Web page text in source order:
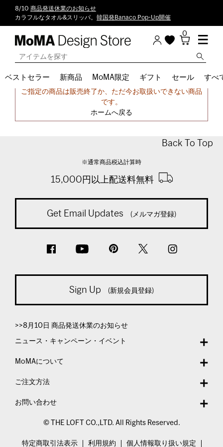
8/10 商品発送休業のお知らせ
カラフルなタオル&スリッパ。 韓国発Banaco Pop-Up開催
0
ベストセラー 新商品 MoMA限定 ギフト セール すべ
申し訳ございません。
ご指定の商品は販売終了か、ただ今お取扱いできない商品
です。
ホームへ戻る
Back To Top
※通常商品税込計算時
15,000円以上配送料無料
Get Email Updates (メルマガ登録)
Sign Up (新規会員登録)
>>8月10日 商品発送休業のお知らせ
ニュース・キャンペーン・イベント
MoMAについて
ご注文方法
お問い合わせ
© THE LOFT CO.,LTD. All Rights Reserved.
特定商取引法表示 利用規約 個人情報取り扱い規定